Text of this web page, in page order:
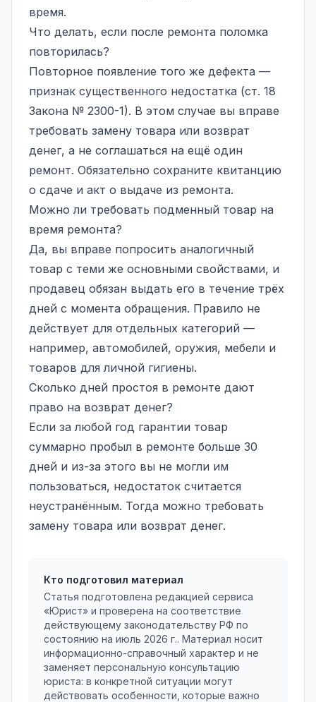
время.
Что делать, если после ремонта поломка
повторилась?
Повторное появление того же дефекта —
признак существенного недостатка (ст. 18
Закона № 2300-1). В этом случае вы вправе
требовать замену товара или возврат
денег, а не соглашаться на ещё один
ремонт. Обязательно сохраните квитанцию
о сдаче и акт о выдаче из ремонта.
Можно ли требовать подменный товар на
время ремонта?
Да, вы вправе попросить аналогичный
товар с теми же основными свойствами, и
продавец обязан выдать его в течение трёх
дней с момента обращения. Правило не
действует для отдельных категорий —
например, автомобилей, оружия, мебели и
товаров для личной гигиены.
Сколько дней простоя в ремонте дают
право на возврат денег?
Если за любой год гарантии товар
суммарно пробыл в ремонте больше 30
дней и из-за этого вы не могли им
пользоваться, недостаток считается
неустранённым. Тогда можно требовать
замену товара или возврат денег.
Кто подготовил материал
Статья подготовлена редакцией сервиса
«Юрист» и проверена на соответствие
действующему законодательству РФ по
состоянию на июль 2026 г.. Материал носит
информационно-справочный характер и не
заменяет персональную консультацию
юриста: в конкретной ситуации могут
действовать особенности, которые важно